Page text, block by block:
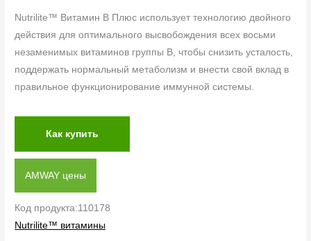
Nutrilite™ Витамин B Плюс использует технологию двойного
действия для оптимального высвобождения всех восьми
незаменимых витаминов группы B, чтобы снизить усталость,
поддержать нормальный метаболизм и внести свой вклад в
правильное функционирование иммунной системы.
Как купить
AMWAY цены
Код продукта:110178
Nutrilite™ витамины